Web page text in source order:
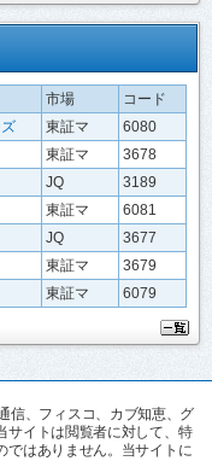
市場
コード
東証マ
6080
東証マ
3678
JQ
3189
東証マ
6081
JQ
3677
東証マ
3679
東証マ 6079
信、フィスコ、カブ知恵、グ
サイトは閲覧者に対して、特
ではありません。当サイトに